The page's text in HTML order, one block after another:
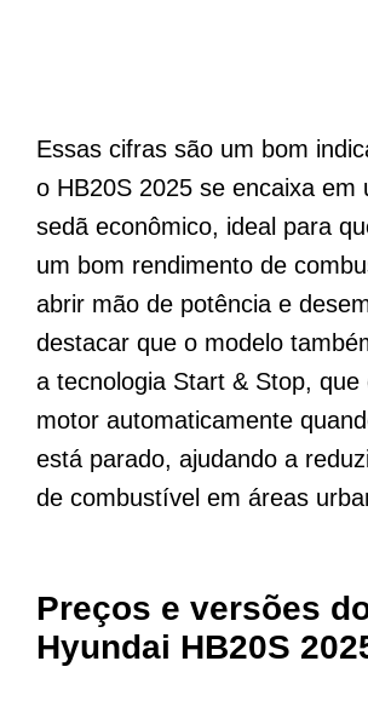
Essas cifras são um bom
o HB20S 2025 se encaixa em
sedã econômico, ideal para
um bom rendimento de
abrir mão de potência e
destacar que o modelo
a tecnologia Start & Stop, que
motor automaticamente
está parado, ajudando a
de combustível em áreas
Preços e versões
Hyundai HB20S